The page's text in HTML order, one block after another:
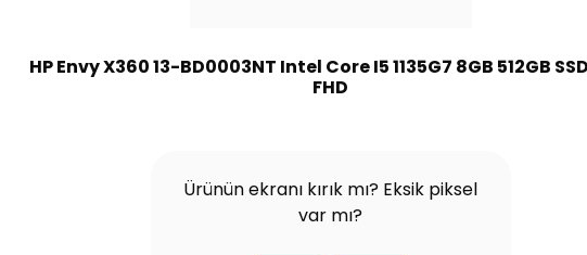
HP Envy X360 13-BD0003NT Intel Core I5 1135G7 8GB 512GB
FHD
Ürünün ekranı kırık mı? Eksik piksel
var mı?